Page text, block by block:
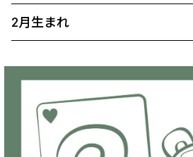
2月生まれ